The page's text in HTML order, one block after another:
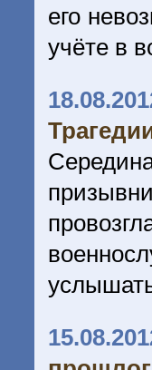
его
учёте в